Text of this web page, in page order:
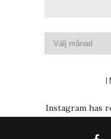
Instagram has